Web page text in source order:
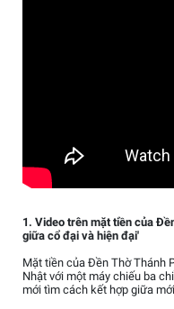
1. Video trên mặt tiền của
giữa cổ đại và hiện đại'
Mặt tiền của Đền Thờ Thánh
Nhật với một máy chiếu ba
mới tìm cách kết hợp giữa